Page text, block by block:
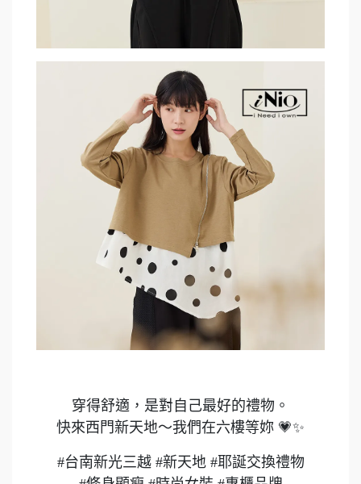
穿得舒適，是對自己最好的禮物。
快來西門新天地～我們在六樓等妳 💗✨
#台南新光三越 #新天地 #耶誕交換禮物